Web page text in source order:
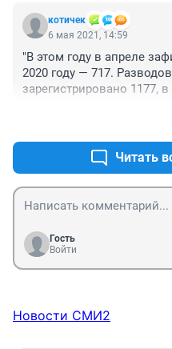
котичек
6 мая 2021, 14:59
"В этом году в апреле
2020 году — 717.
зарегистрировано 1177,
виде исключения жениха
регистратор. Так что
беременности
2020 годом, а с 2019.
Читать
Гость
Войти
Новости СМИ2